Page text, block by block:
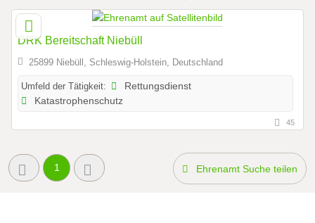
DRK Bereitschaft Niebüll
25899 Niebüll, Schleswig-Holstein, Deutschland
Umfeld der Tätigkeit:
Rettungsdienst
Katastrophenschutz
45
1 Ehrenamt Suche teilen